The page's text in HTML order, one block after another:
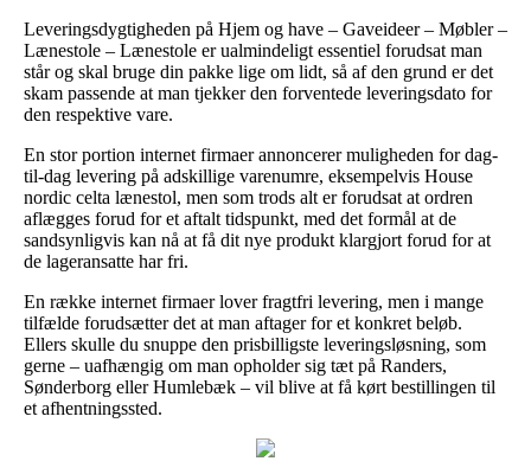
Leveringsdygtigheden på Hjem og have – Gaveideer – Møbler –
Lænestole – Lænestole er ualmindeligt essentiel forudsat man
står og skal bruge din pakke lige om lidt, så af den grund er det
skam passende at man tjekker den forventede leveringsdato for
den respektive vare.
En stor portion internet firmaer annoncerer muligheden for dag-
til-dag levering på adskillige varenumre, eksempelvis House
nordic celta lænestol, men som trods alt er forudsat at ordren
aflægges forud for et aftalt tidspunkt, med det formål at de
sandsynligvis kan nå at få dit nye produkt klargjort forud for at
de lageransatte har fri.
En række internet firmaer lover fragtfri levering, men i mange
tilfælde forudsætter det at man aftager for et konkret beløb.
Ellers skulle du snuppe den prisbilligste leveringsløsning, som
gerne – uafhængig om man opholder sig tæt på Randers,
Sønderborg eller Humlebæk – vil blive at få kørt bestillingen til
et afhentningssted.